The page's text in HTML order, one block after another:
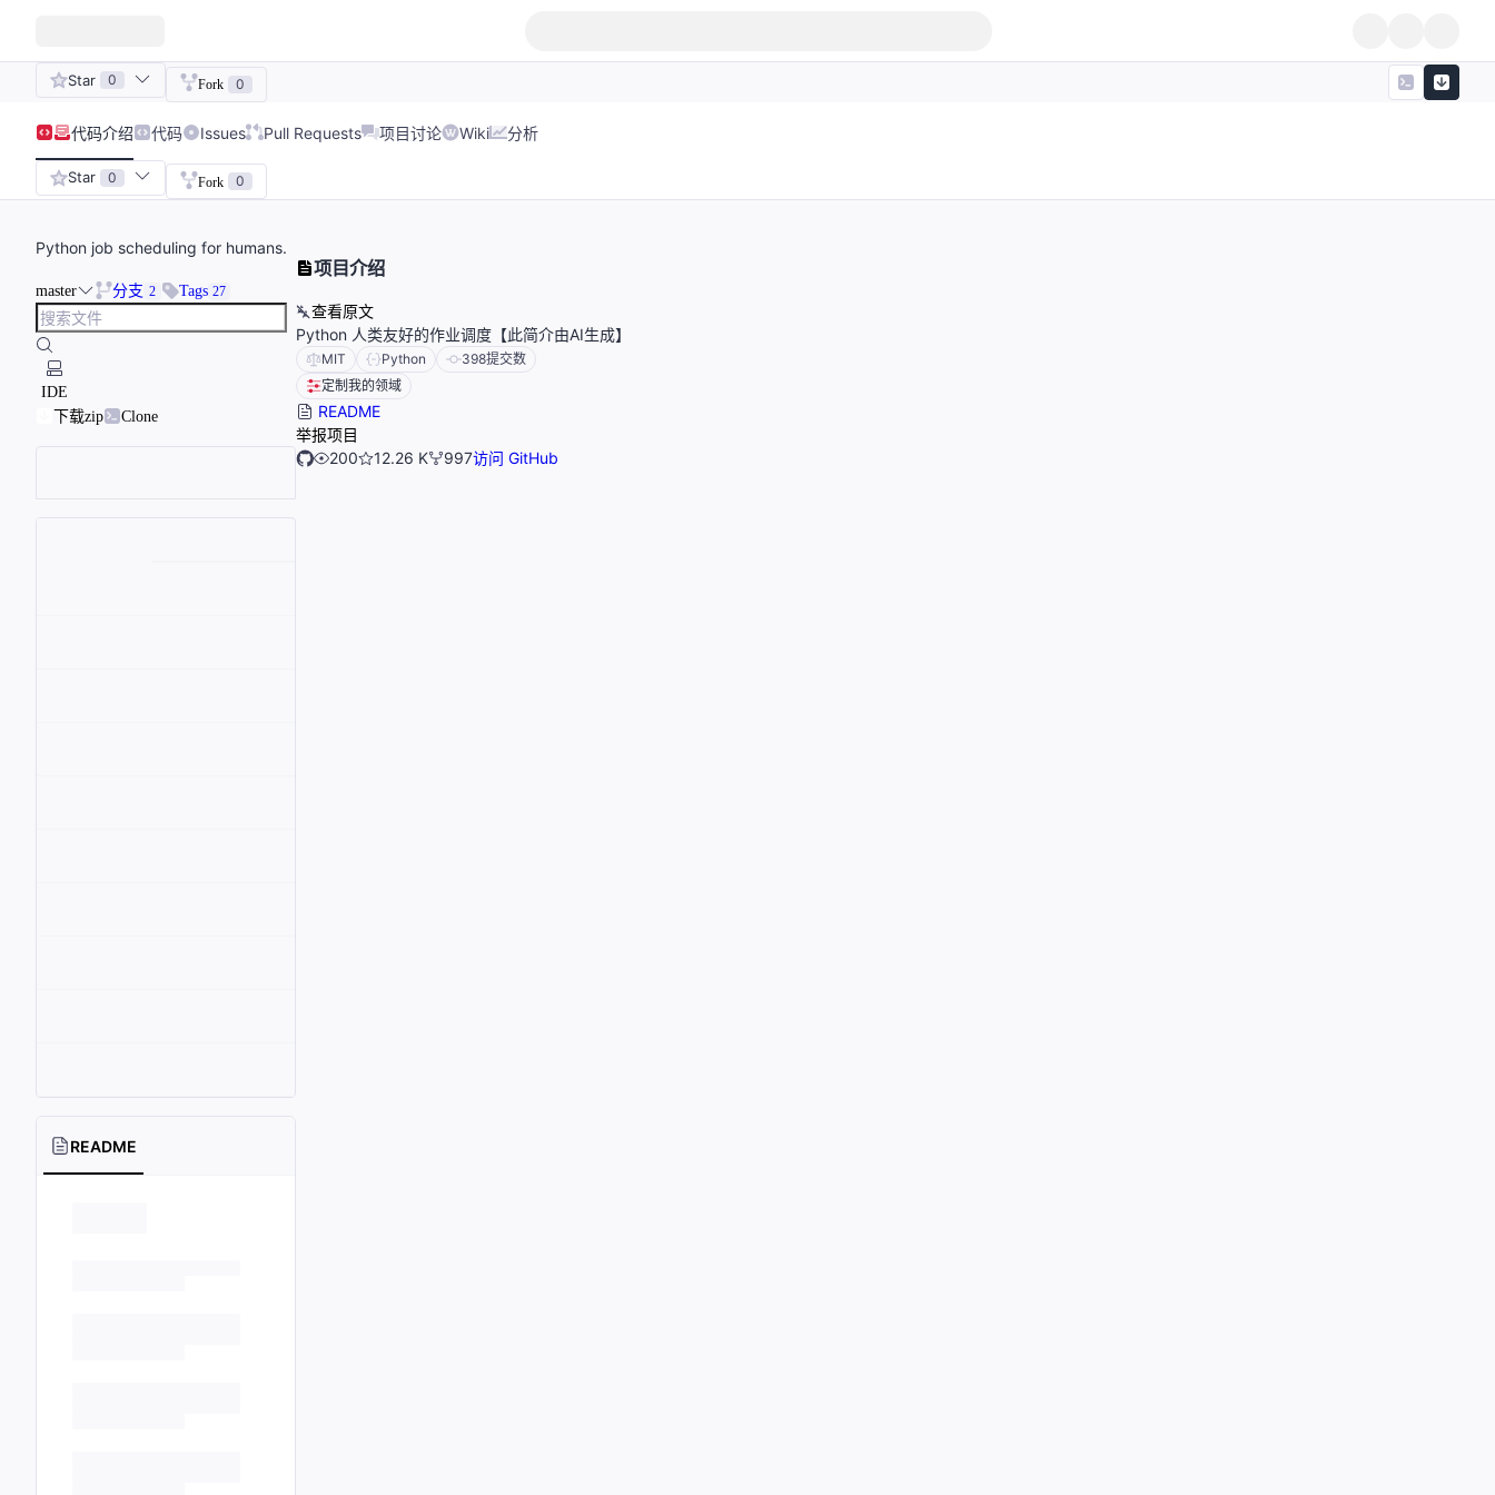
Star 0 Fork 0
代码介绍 代码 Issues Pull Requests 项目讨论 Wiki 分析
Star 0 Fork 0
Python job scheduling for humans.
master 分支 2 Tags 27
IDE
下载zip
Clone
README
项目介绍
查看原文
Python 人类友好的作业调度【此简介由AI生成】
MIT Python 398提交数
定制我的领域
README
举报项目
200
12.26 K 997访问 GitHub